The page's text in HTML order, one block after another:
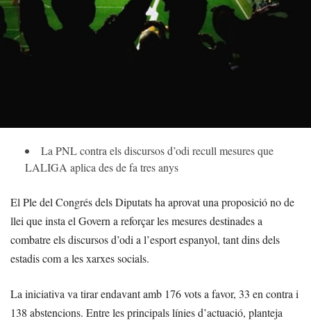
La PNL contra els discursos d’odi recull mesures que
LALIGA aplica des de fa tres anys
El Ple del Congrés dels Diputats ha aprovat una proposició no de
llei que insta el Govern a reforçar les mesures destinades a
combatre els discursos d’odi a l’esport espanyol, tant dins dels
estadis com a les xarxes socials.
La iniciativa va tirar endavant amb 176 vots a favor, 33 en contra i
138 abstencions. Entre les principals línies d’actuació, planteja